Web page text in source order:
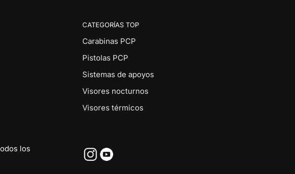
CATEGORÍAS TOP
Carabinas PCP
Pistolas PCP
Sistemas de apoyos
Visores nocturnos
Visores térmicos
los